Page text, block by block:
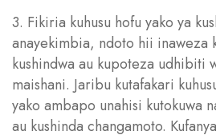
3. Fikiria kuhusu hofu yako ya
anayekimbia, ndoto hii inaweza
kushindwa au kupoteza udhibiti
maishani. Jaribu kutafakari
yako ambapo unahisi kutokuwa
au kushinda changamoto.